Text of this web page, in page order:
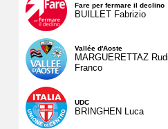
Fare per fermare il declino
BUILLET Fabrizio
Vallée d'Aoste
MARGUERETTAZ
Franco
UDC
BRINGHEN Luca